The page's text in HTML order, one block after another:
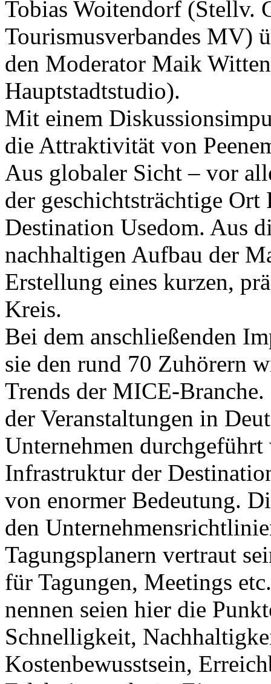
Tobias Woitendorf (Stellv.
Tourismusverbandes MV)
den Moderator Maik
Hauptstadtstudio).
Mit einem
die Attraktivität von
Aus globaler Sicht – vor
der geschichtsträchtige Ort
Destination Usedom. Aus
nachhaltigen Aufbau der
Erstellung eines kurzen,
Kreis.
Bei dem anschließenden
sie den rund 70 Zuhörern
Trends der MICE-Branche.
der Veranstaltungen in
Unternehmen
Infrastruktur der
von enormer Bedeutung.
den
Tagungsplanern vertraut
für Tagungen, Meetings
nennen seien hier die
Schnelligkeit,
Kostenbewusstsein,